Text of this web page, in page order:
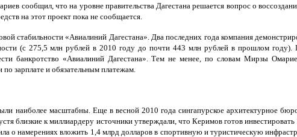
сообщил, что на уровне правительства Дагестана решается вопрос о
на этот проект пока не сообщается.
стабильности «Авиалиний Дагестана». Два последних года компания
(с 275,5 млн рублей в 2010 году до почти 443 млн рублей в прошлом
банкротство «Авиалиний Дагестана». Тем не менее, по словам Мирзы
зарплате и обязательным платежам.
наиболее масштабны. Еще в весной 2010 года сингапурское архитектурное
близкие к миллиардеру источники утверждали, что Керимов готов
о намерениях вложить 1,4 млрд долларов в спортивную и туристическую